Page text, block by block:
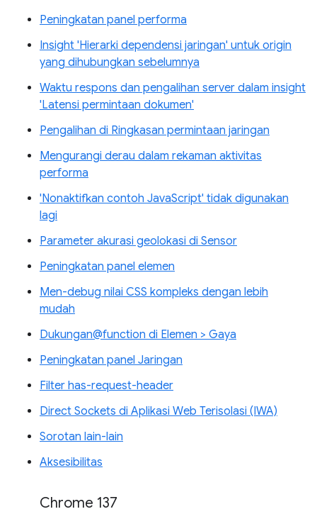
Peningkatan panel performa
Insight 'Hierarki dependensi jaringan' untuk origin
yang dihubungkan sebelumnya
Waktu respons dan pengalihan server dalam insight
'Latensi permintaan dokumen'
Pengalihan di Ringkasan permintaan jaringan
Mengurangi derau dalam rekaman aktivitas
performa
'Nonaktifkan contoh JavaScript' tidak digunakan
lagi
Parameter akurasi geolokasi di Sensor
Peningkatan panel elemen
Men-debug nilai CSS kompleks dengan lebih
mudah
Dukungan@function di Elemen > Gaya
Peningkatan panel Jaringan
Filter has-request-header
Direct Sockets di Aplikasi Web Terisolasi (IWA)
Sorotan lain-lain
Aksesibilitas
Chrome 137